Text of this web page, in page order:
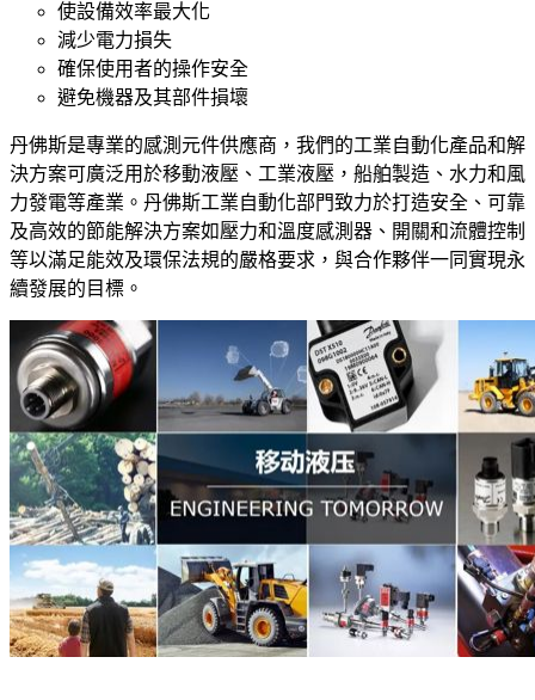
使設備效率最大化
減少電力損失
確保使用者的操作安全
避免機器及其部件損壞
丹佛斯是專業的感測元件供應商，我們的工業自動化產品和解
決方案可廣泛用於移動液壓、工業液壓，船舶製造、水力和風
力發電等產業。丹佛斯工業自動化部門致力於打造安全、可靠
及高效的節能解決方案如壓力和溫度感測器、開關和流體控制
等以滿足能效及環保法規的嚴格要求，與合作夥伴一同實現永
續發展的目標。